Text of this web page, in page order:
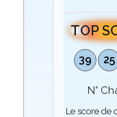
TOP
39 25
N°
Le score de